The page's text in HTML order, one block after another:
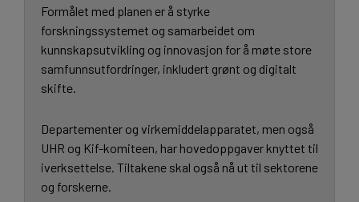
Formålet med planen er å styrke
forskningssystemet og samarbeidet om
kunnskapsutvikling og innovasjon for å møte store
samfunnsutfordringer, inkludert grønt og digitalt
skifte.
Departementer og virkemiddelapparatet, men også
UHR og Kif-komiteen, har hovedoppgaver knyttet til
iverksettelse. Tiltakene skal også nå ut til sektorene
og forskerne.